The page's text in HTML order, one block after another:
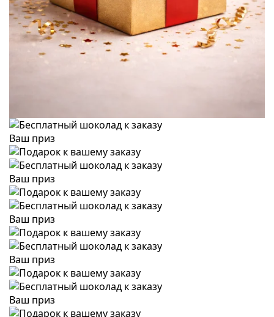
Ваш приз
Ваш приз
Ваш приз
Ваш приз
Ваш приз